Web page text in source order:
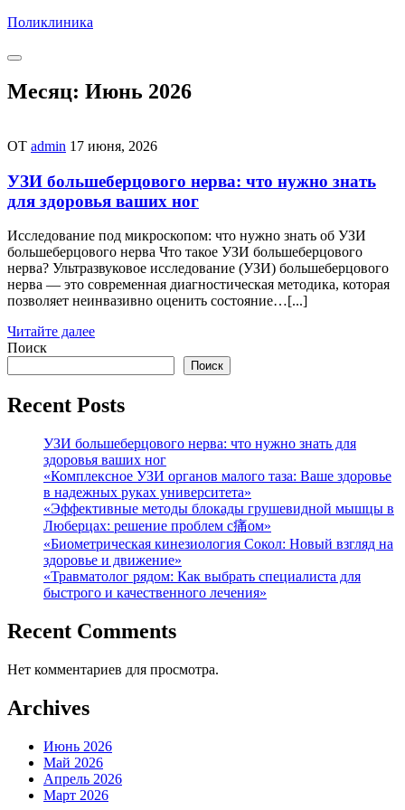
Перейти
содержимому
Поликлиника
Месяц: Июнь 2026
ОТ admin 17 июня, 2026
УЗИ большеберцового нерва: что нужно знать
для здоровья ваших ног
Исследование под микроскопом: что нужно знать об УЗИ
большеберцового нерва Что такое УЗИ большеберцового
нерва? Ультразвуковое исследование (УЗИ) большеберцового
нерва — это современная диагностическая методика, которая
позволяет неинвазивно оценить состояние…[...]
Читайте далее
Поиск
Поиск
Recent Posts
УЗИ большеберцового нерва: что нужно знать для
здоровья ваших ног
«Комплексное УЗИ органов малого таза: Ваше здоровье
в надежных руках университета»
«Эффективные методы блокады грушевидной мышцы в
Люберцах: решение проблем с痛ом»
«Биометрическая кинезиология Сокол: Новый взгляд на
здоровье и движение»
«Травматолог рядом: Как выбрать специалиста для
быстрого и качественного лечения»
Recent Comments
Нет комментариев для просмотра.
Archives
Июнь 2026
Май 2026
Апрель 2026
Март 2026